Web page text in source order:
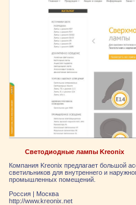
Светодиодные лампы Kreonix
Компания Kreonix предлагает большой
светильников для внутреннего и
промышленных помещений.
Россия | Москва
http://www.kreonix.net